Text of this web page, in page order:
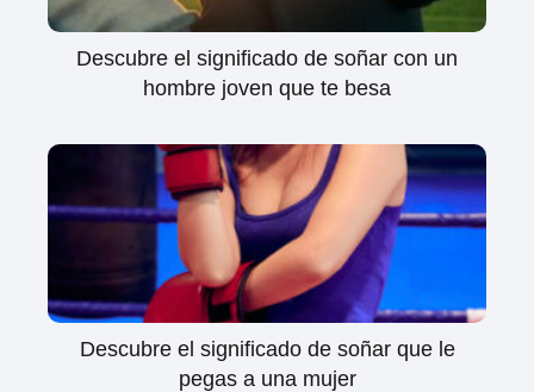
Descubre el significado de soñar con un
hombre joven que te besa
Descubre el significado de soñar que le
pegas a una mujer